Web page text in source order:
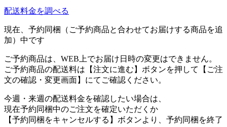
配送料金を調べる
現在、予約同梱（ご予約商品と合わせてお届けする商品を追
加）中です
ご予約商品は、WEB上でお届け日時の変更はできません。
ご予約商品の配送料は【注文に進む】ボタンを押して【ご注
文の確認・変更画面】にてご確認ください。
今週・来週の配送料金を確認したい場合は、
現在予約同梱中のご注文を確定いただくか
【予約同梱をキャンセルする】ボタンより、予約同梱を終了